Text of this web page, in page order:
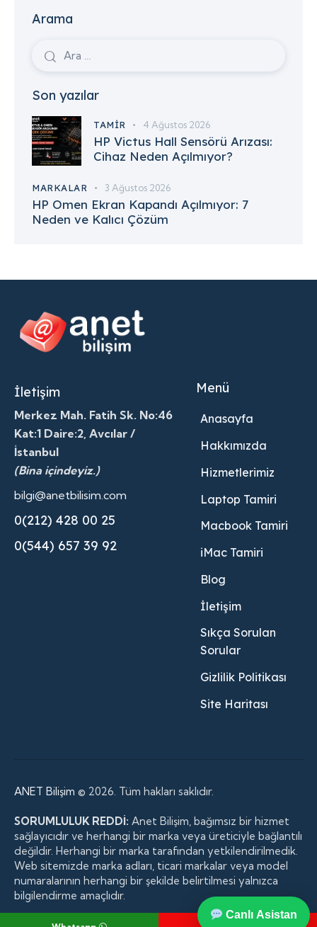
Arama
Son yazılar
TAMIR 4 Ağustos 2026
HP Victus Hall Sensörü Arızası:
Cihaz Neden Açılmıyor?
MARKALAR 3 Ağustos 2026
HP Omen Ekran Kapandı Açılmıyor: 7
Neden ve Kalıcı Çözüm
İletişim
Merkez Mah. Fatih Sk. No:46
Kat:1 Daire:2, Avcılar /
İstanbul
(Bina içindeyiz.)
bilgi@anetbilisim.com
0(212) 428 00 25
0(544) 657 39 92
Menü
Anasayfa
Hakkımızda
Hizmetlerimiz
Laptop Tamiri
Macbook Tamiri
iMac Tamiri
Blog
İletişim
Sıkça Sorulan
Sorular
Gizlilik Politikası
Site Haritası
ANET Bilişim © 2026. Tüm hakları saklıdır.
SORUMLULUK REDDİ: Anet Bilişim, bağımsız bir hizmet
sağlayıcıdır ve herhangi bir marka veya üreticiyle bağlantılı
değildir. Herhangi bir marka tarafından yetkilendirilmedik.
Web sitemizde marka adları, ticari markalar veya model
numaralarının herhangi bir şekilde belirtilmesi yalnızca
bilgilendirme amaçlıdır.
Canlı Asistan